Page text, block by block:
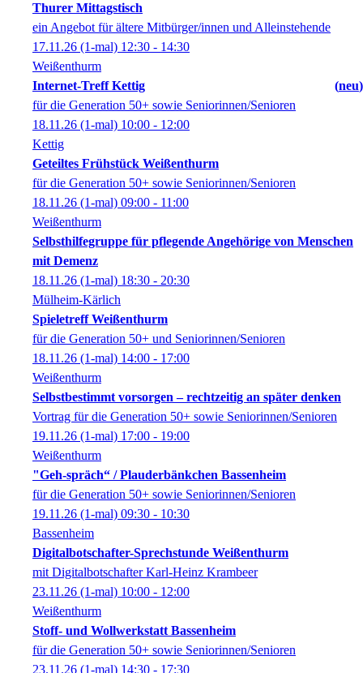
Thurer Mittagstisch
ein Angebot für ältere Mitbürger/innen und Alleinstehende
17.11.26 (1-mal) 12:30 - 14:30
Weißenthurm
Internet-Treff Kettig
neu
für die Generation 50+ sowie Seniorinnen/Senioren
18.11.26 (1-mal) 10:00 - 12:00
Kettig
Geteiltes Frühstück Weißenthurm
für die Generation 50+ sowie Seniorinnen/Senioren
18.11.26 (1-mal) 09:00 - 11:00
Weißenthurm
Selbsthilfegruppe für pflegende Angehörige von Menschen
mit Demenz
18.11.26 (1-mal) 18:30 - 20:30
Mülheim-Kärlich
Spieletreff Weißenthurm
für die Generation 50+ und Seniorinnen/Senioren
18.11.26 (1-mal) 14:00 - 17:00
Weißenthurm
Selbstbestimmt vorsorgen – rechtzeitig an später denken
Vortrag für die Generation 50+ sowie Seniorinnen/Senioren
19.11.26 (1-mal) 17:00 - 19:00
Weißenthurm
"Geh-spräch“ / Plauderbänkchen Bassenheim
für die Generation 50+ sowie Seniorinnen/Senioren
19.11.26 (1-mal) 09:30 - 10:30
Bassenheim
Digitalbotschafter-Sprechstunde Weißenthurm
mit Digitalbotschafter Karl-Heinz Krambeer
23.11.26 (1-mal) 10:00 - 12:00
Weißenthurm
Stoff- und Wollwerkstatt Bassenheim
für die Generation 50+ sowie Seniorinnen/Senioren
23.11.26 (1-mal) 14:30 - 17:30